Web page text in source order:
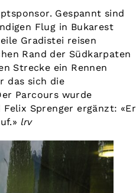
Gespannt sind
Flug in Bukarest
Gradistei reisen
Rand der Südkarpaten
Strecke ein Rennen
das sich die
Parcours wurde
Sprenger ergänzt: «Er
lrv